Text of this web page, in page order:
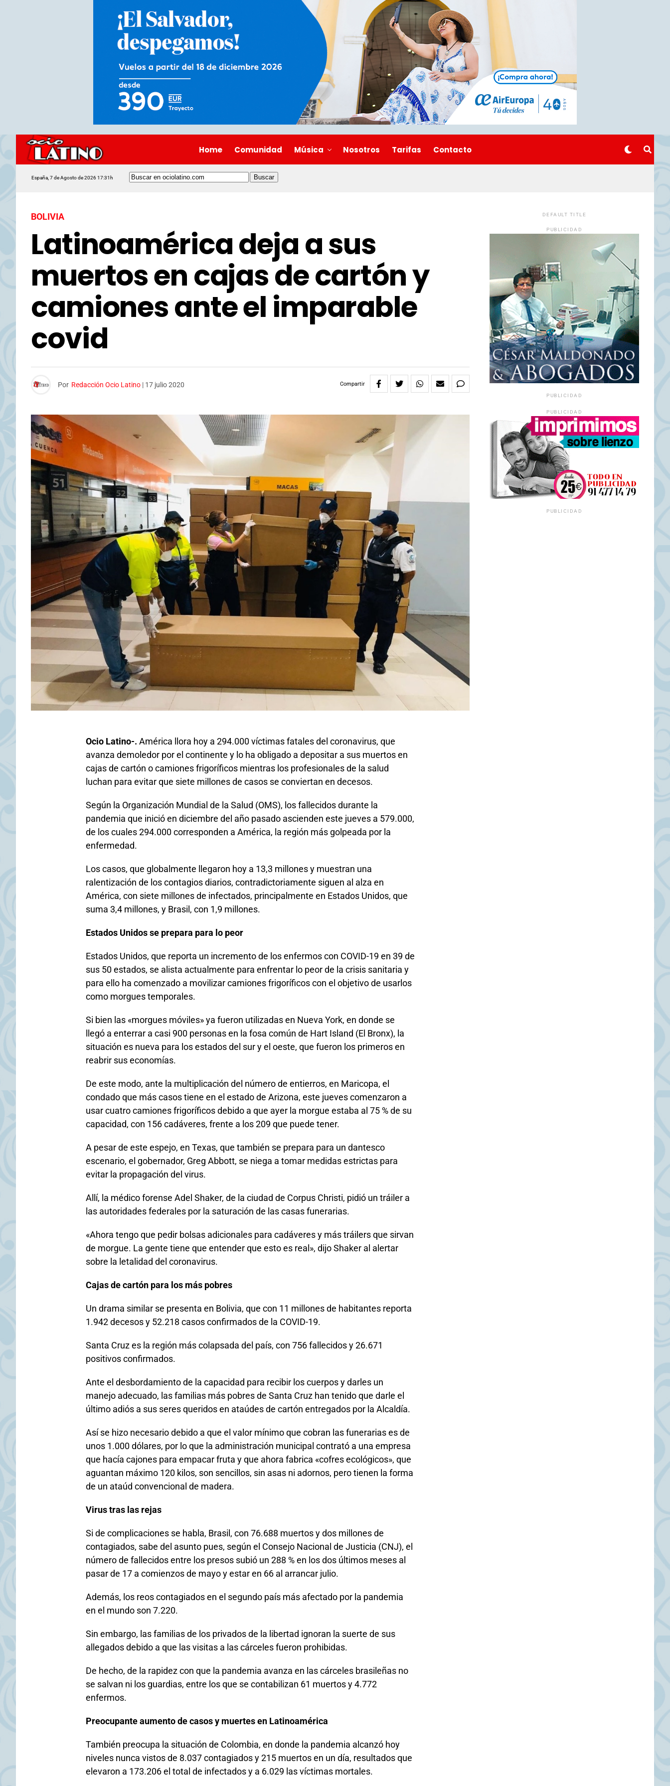
Home Comunidad Música Nosotros Tarifas Contacto
España, 7 de Agosto de 2026 17:31h
BOLIVIA
Latinoamérica deja a sus
muertos en cajas de cartón y
camiones ante el imparable
covid
Por Redacción Ocio Latino | 17 julio 2020 Compartir
Ocio Latino-. América llora hoy a 294.000 víctimas fatales del coronavirus, que
avanza demoledor por el continente y lo ha obligado a depositar a sus muertos en
cajas de cartón o camiones frigoríficos mientras los profesionales de la salud
luchan para evitar que siete millones de casos se conviertan en decesos.
Según la Organización Mundial de la Salud (OMS), los fallecidos durante la
pandemia que inició en diciembre del año pasado ascienden este jueves a 579.000,
de los cuales 294.000 corresponden a América, la región más golpeada por la
enfermedad.
Los casos, que globalmente llegaron hoy a 13,3 millones y muestran una
ralentización de los contagios diarios, contradictoriamente siguen al alza en
América, con siete millones de infectados, principalmente en Estados Unidos, que
suma 3,4 millones, y Brasil, con 1,9 millones.
Estados Unidos se prepara para lo peor
Estados Unidos, que reporta un incremento de los enfermos con COVID-19 en 39 de
sus 50 estados, se alista actualmente para enfrentar lo peor de la crisis sanitaria y
para ello ha comenzado a movilizar camiones frigoríficos con el objetivo de usarlos
como morgues temporales.
Si bien las «morgues móviles» ya fueron utilizadas en Nueva York, en donde se
llegó a enterrar a casi 900 personas en la fosa común de Hart Island (El Bronx), la
situación es nueva para los estados del sur y el oeste, que fueron los primeros en
reabrir sus economías.
De este modo, ante la multiplicación del número de entierros, en Maricopa, el
condado que más casos tiene en el estado de Arizona, este jueves comenzaron a
usar cuatro camiones frigoríficos debido a que ayer la morgue estaba al 75 % de su
capacidad, con 156 cadáveres, frente a los 209 que puede tener.
A pesar de este espejo, en Texas, que también se prepara para un dantesco
escenario, el gobernador, Greg Abbott, se niega a tomar medidas estrictas para
evitar la propagación del virus.
Allí, la médico forense Adel Shaker, de la ciudad de Corpus Christi, pidió un tráiler a
las autoridades federales por la saturación de las casas funerarias.
«Ahora tengo que pedir bolsas adicionales para cadáveres y más tráilers que sirvan
de morgue. La gente tiene que entender que esto es real», dijo Shaker al alertar
sobre la letalidad del coronavirus.
Cajas de cartón para los más pobres
Un drama similar se presenta en Bolivia, que con 11 millones de habitantes reporta
1.942 decesos y 52.218 casos confirmados de la COVID-19.
Santa Cruz es la región más colapsada del país, con 756 fallecidos y 26.671
positivos confirmados.
Ante el desbordamiento de la capacidad para recibir los cuerpos y darles un
manejo adecuado, las familias más pobres de Santa Cruz han tenido que darle el
último adiós a sus seres queridos en ataúdes de cartón entregados por la Alcaldía.
Así se hizo necesario debido a que el valor mínimo que cobran las funerarias es de
unos 1.000 dólares, por lo que la administración municipal contrató a una empresa
que hacía cajones para empacar fruta y que ahora fabrica «cofres ecológicos», que
aguantan máximo 120 kilos, son sencillos, sin asas ni adornos, pero tienen la forma
de un ataúd convencional de madera.
Virus tras las rejas
Si de complicaciones se habla, Brasil, con 76.688 muertos y dos millones de
contagiados, sabe del asunto pues, según el Consejo Nacional de Justicia (CNJ), el
número de fallecidos entre los presos subió un 288 % en los dos últimos meses al
pasar de 17 a comienzos de mayo y estar en 66 al arrancar julio.
Además, los reos contagiados en el segundo país más afectado por la pandemia
en el mundo son 7.220.
Sin embargo, las familias de los privados de la libertad ignoran la suerte de sus
allegados debido a que las visitas a las cárceles fueron prohibidas.
De hecho, de la rapidez con que la pandemia avanza en las cárceles brasileñas no
se salvan ni los guardias, entre los que se contabilizan 61 muertos y 4.772
enfermos.
Preocupante aumento de casos y muertes en Latinoamérica
También preocupa la situación de Colombia, en donde la pandemia alcanzó hoy
niveles nunca vistos de 8.037 contagiados y 215 muertos en un día, resultados que
elevaron a 173.206 el total de infectados y a 6.029 las víctimas mortales.
DEFAULT TITLE
PUBLICIDAD
PUBLICIDAD
PUBLICIDAD
PUBLICIDAD